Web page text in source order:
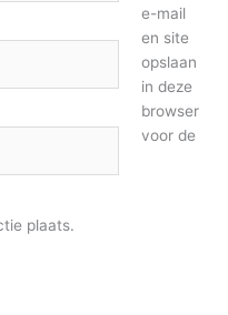
e-mail
en site
opslaan
in deze
browser
voor de
plaats.